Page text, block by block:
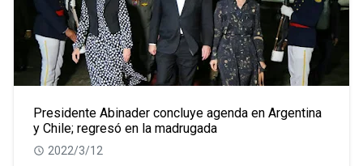
Presidente Abinader concluye agenda en Argentina
y Chile; regresó en la madrugada
2022/3/12